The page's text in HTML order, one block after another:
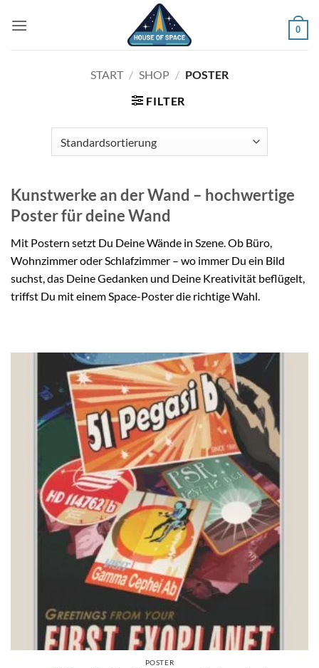
Inhalt
0
START / SHOP / POSTER
FILTER
Kunstwerke an der Wand – hochwertige
Poster für deine Wand
Mit Postern setzt Du Deine Wände in Szene. Ob Büro,
Wohnzimmer oder Schlafzimmer – wo immer Du ein Bild
suchst, das Deine Gedanken und Deine Kreativität beflügelt,
triffst Du mit einem Space-Poster die richtige Wahl.
POSTER